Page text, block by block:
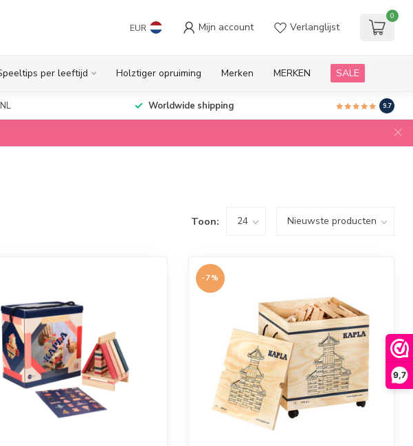
9,7
EUR Mijn account Verlanglijst
0
per leeftijd Holztiger opruiming Merken MERKEN SALE
Worldwide shipping 9.7
Toon:
-7%